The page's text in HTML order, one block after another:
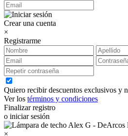
Crear una cuenta
×
Registrarme
Quiero recibir descuentos exclusivos y
Ver los términos y condiciones
Finalizar registro
o iniciar sesión
×